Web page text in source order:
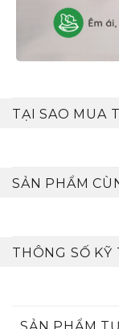
TẠI SAO MUA
SẢN PHẨM
THÔNG SỐ KỸ
SẢN PHẨM